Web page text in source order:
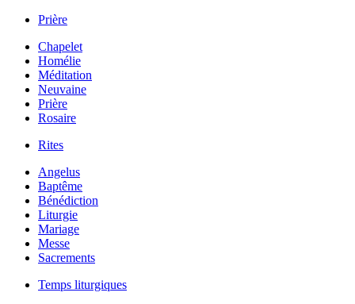
Prière
Chapelet
Homélie
Méditation
Neuvaine
Prière
Rosaire
Rites
Angelus
Baptême
Bénédiction
Liturgie
Mariage
Messe
Sacrements
Temps liturgiques